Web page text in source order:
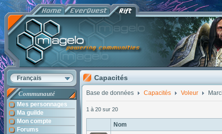
Français
Communauté
Mes personnages
Ma guilde
Mon compte
Forums
Capacités
Base de données Capacités Voleur
1 à 20 sur 20
Nom